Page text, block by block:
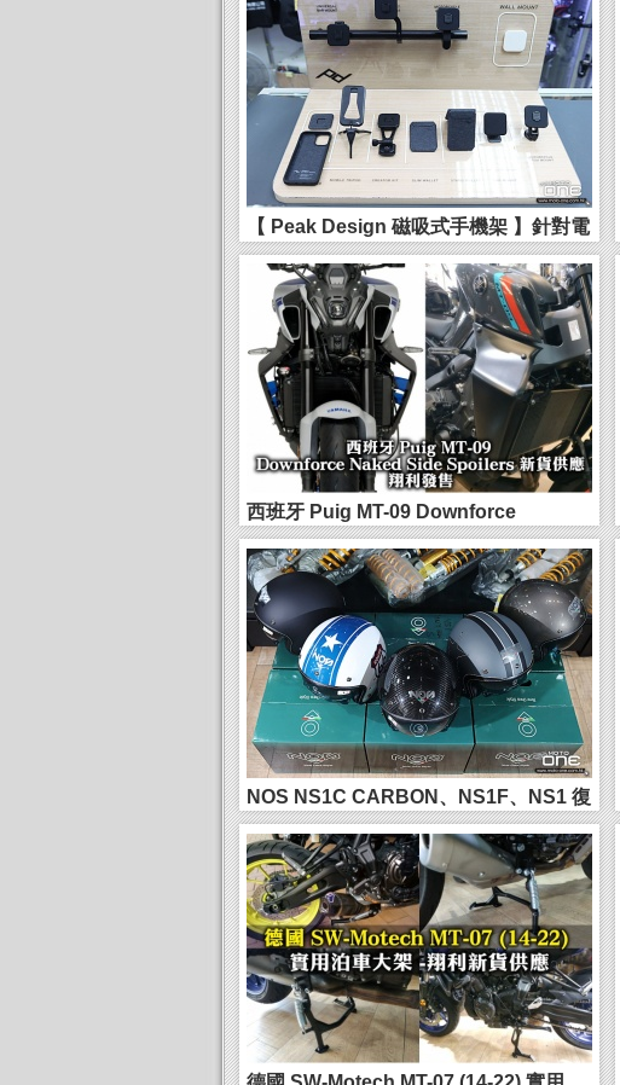
【 Peak Design 磁吸式手機架 】針對電
單車/單車...
西班牙 Puig MT-09 Downforce
Naked...
NOS NS1C CARBON、NS1F、NS1 復
古圓型頭...